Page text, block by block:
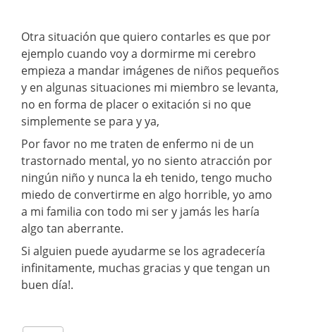
Otra situación que quiero contarles es que por
ejemplo cuando voy a dormirme mi cerebro
empieza a mandar imágenes de niños pequeños
y en algunas situaciones mi miembro se levanta,
no en forma de placer o exitación si no que
simplemente se para y ya,
Por favor no me traten de enfermo ni de un
trastornado mental, yo no siento atracción por
ningún niño y nunca la eh tenido, tengo mucho
miedo de convertirme en algo horrible, yo amo
a mi familia con todo mi ser y jamás les haría
algo tan aberrante.
Si alguien puede ayudarme se los agradecería
infinitamente, muchas gracias y que tengan un
buen día!.